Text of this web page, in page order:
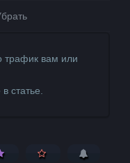
трафик вам или
статье.